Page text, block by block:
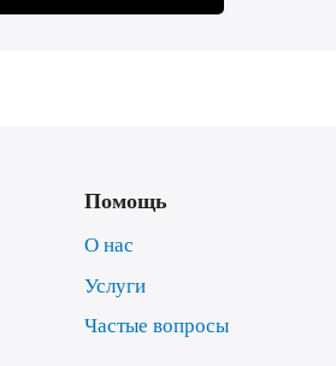
Помощь
О нас
Услуги
Частые вопросы